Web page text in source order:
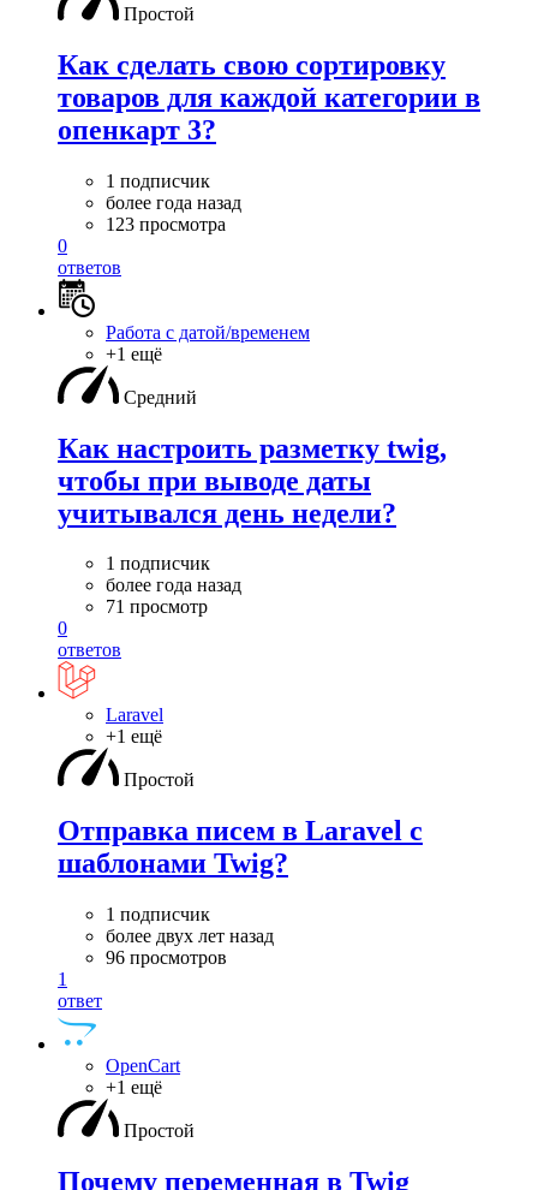
Простой
Как сделать свою сортировку
товаров для каждой категории в
опенкарт 3?
1 подписчик
более года назад
123 просмотра
0
ответов
Работа с датой/временем
+1 ещё
Средний
Как настроить разметку twig,
чтобы при выводе даты
учитывался день недели?
1 подписчик
более года назад
71 просмотр
0
ответов
Laravel
+1 ещё
Простой
Отправка писем в Laravel с
шаблонами Twig?
1 подписчик
более двух лет назад
96 просмотров
1
ответ
OpenCart
+1 ещё
Простой
Почему переменная в Twig